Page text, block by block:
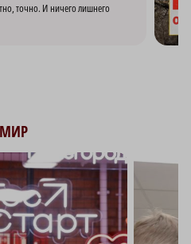
точно. И ничего лишнего